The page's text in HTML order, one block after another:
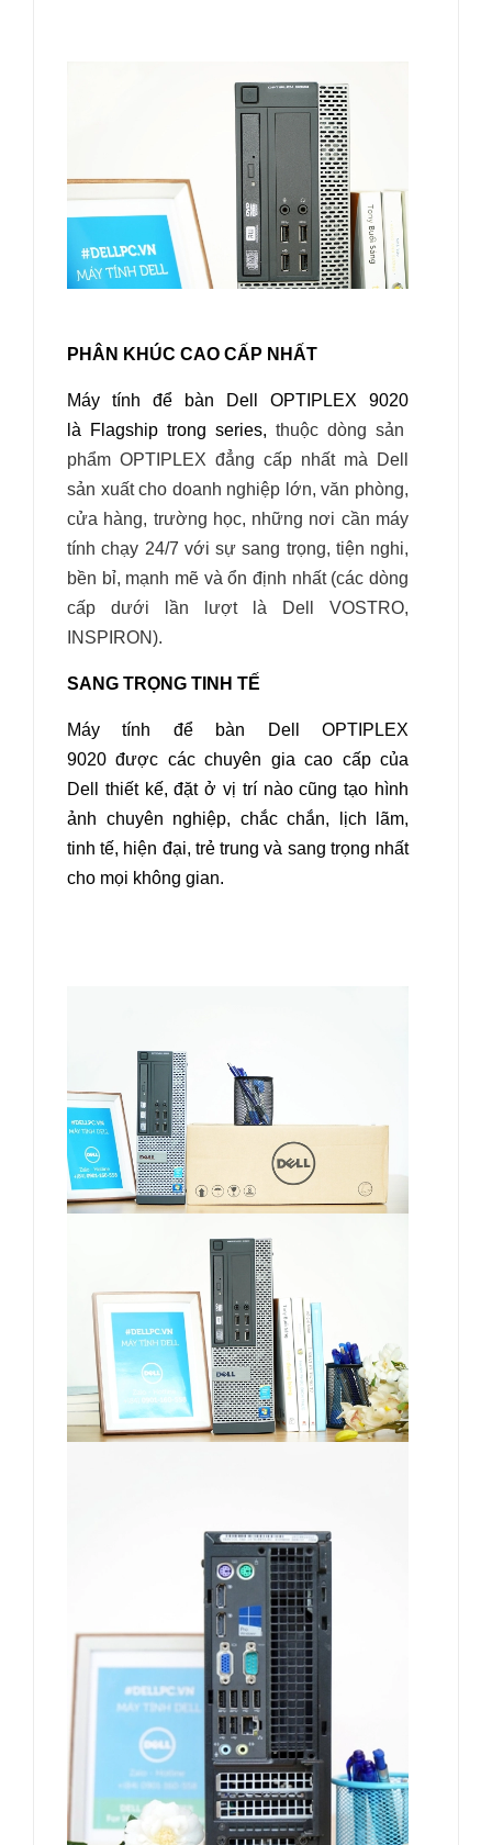
PHÂN KHÚC CAO CẤP NHẤT
Máy tính để bàn Dell OPTIPLEX 9020
là
Flagship trong series, thuộc dòng sản
phẩm OPTIPLEX đẳng cấp nhất mà Dell
sản xuất cho doanh nghiệp lớn, văn phòng,
cửa hàng, trường học, những nơi cần máy
tính chạy 24/7 với sự sang trọng, tiện nghi,
bền bỉ, mạnh mẽ và ổn định nhất (các dòng
cấp dưới lần lượt là Dell VOSTRO,
INSPIRON).
SANG TRỌNG TINH TẾ
Máy tính để bàn Dell OPTIPLEX
9020 được các chuyên gia cao cấp của
Dell thiết kế, đặt ở vị trí nào cũng tạo hình
ảnh chuyên nghiệp, chắc chắn, lịch lãm,
tinh tế, hiện đại, trẻ trung và sang trọng nhất
cho mọi không gian.